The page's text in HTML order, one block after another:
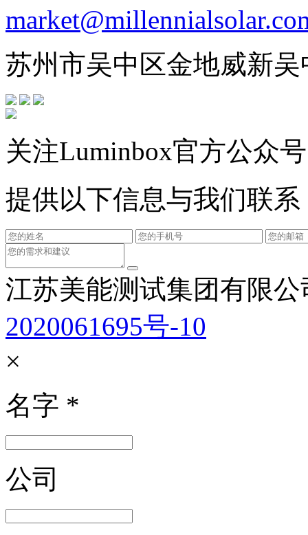
苏州市吴中区金地威新
关注Luminbox官方公众号
提供以下信息与我们联
江苏美能测试集团有限公
2020061695号-10
×
名字 *
公司